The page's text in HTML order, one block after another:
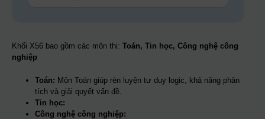
Khối X56 bao gồm các môn thi: Toán, Tin học, Công nghệ công
nghiệp
Toán: Môn Toán giúp rèn luyện tư duy logic, khả năng phân
tích và giải quyết vấn đề.
Tin học:
Công nghệ công nghiệp: